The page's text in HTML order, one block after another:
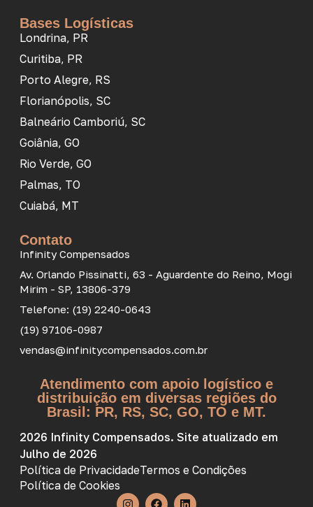
Bases Logísticas
Londrina, PR
Curitiba, PR
Porto Alegre, RS
Florianópolis, SC
Balneário Camboriú, SC
Goiânia, GO
Rio Verde, GO
Palmas, TO
Cuiabá, MT
Contato
Infinity Compensados
Av. Orlando Pissinatti, 63 - Aguardente do Reino, Mogi
Mirim - SP, 13806-379
Telefone: (19) 2240-0643
(19) 97106-0987
vendas@infinitycompensados.com.br
Atendimento com apoio logístico e
distribuição em diversas regiões do
Brasil: PR, RS, SC, GO, TO e MT.
2026 Infinity Compensados. Site atualizado em
Julho de 2026
Política de PrivacidadeTermos e Condições
Política de Cookies